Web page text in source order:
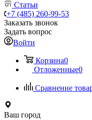
Статьи
+7 (485) 260-99-53
Заказать звонок
Задать вопрос
Войти
Корзина0
Отложенные0
Сравнение
Ваш город